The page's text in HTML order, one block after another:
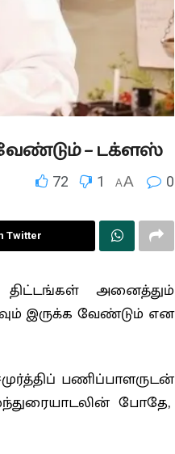
– டக்ளஸ்
72 1 AA 0
Twitter
அனைத்தும்
இருக்க வேண்டும் என
பணிப்பாளருடன்
போதே,